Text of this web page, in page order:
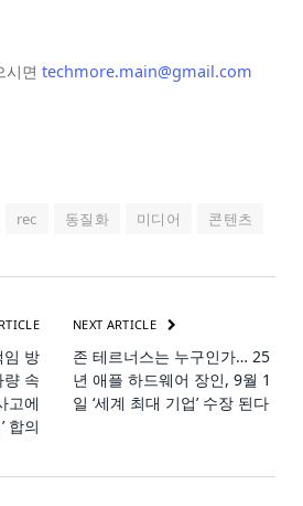
시면 techmore.main@gmail.com
rec 동질화 미디어 콘텐츠
임 방
속
고에
합의
NEXT ARTICLE
존 테르너스는 누구인가… 25
년 애플 하드웨어 장인, 9월 1
일 ‘세계 최대 기업’ 수장 된다